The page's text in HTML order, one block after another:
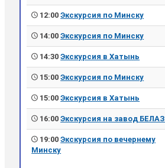
12:00Экскурсия по Минску
14:00Экскурсия по Минску
14:30Экскурсия в Хатынь
15:00Экскурсия по Минску
15:00Экскурсия в Хатынь
16:00Экскурсия на завод БЕЛАЗ
19:00Экскурсия по вечернему
Минску